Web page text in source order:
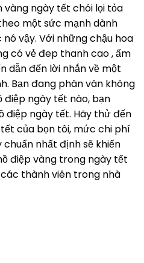
vàng ngày tết chói lọi tỏa
một sức mạnh dành
vậy. Với những chậu hoa
có vẻ đep thanh cao , ấm
dẫn đến lời nhắn về một
Bạn đang phân vân không
điệp ngày tết nào, bạn
điệp ngày tết. Hãy thử đến
của bọn tôi, mức chi phí
nhất định sẽ khiến
điệp vàng trong ngày tết
thành viên trong nhà